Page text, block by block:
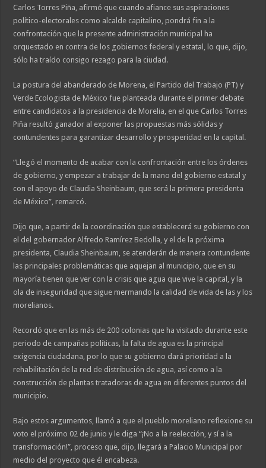
Carlos Torres Piña, afirmó que cuando afiance sus aspiraciones
político-electorales como alcalde capitalino, pondrá fin a la
confrontación que la presente administración municipal ha
orquestado en contra de los gobiernos federal y estatal, lo que, dijo,
sólo ha traído consigo rezago para la ciudad.
La postura del abanderado de Morena, el Partido del Trabajo (PT) y
Verde Ecologista de México fue planteada durante el primer debate
entre candidatos a la presidencia de Morelia, en el que Carlos Torres
Piña resultó ganador al exponer las propuestas más sólidas y
contundentes para garantizar desarrollo y prosperidad en la capital.
“Llegó el momento de acabar con la confrontación entre los órdenes
de gobierno, y empezar a trabajar de la mano del gobierno estatal y
con el apoyo de Claudia Sheinbaum, que será la primera presidenta
de México”, remarcó.
Dijo que, a partir de la coordinación que establecerá su gobierno con
el del gobernador Alfredo Ramírez Bedolla, y el de la próxima
presidenta, Claudia Sheinbaum, se atenderán de manera contundente
las principales problemáticas que aquejan al municipio, que en su
mayoría tienen que ver con la crisis que agua que vive la capital, y la
ola de inseguridad que sigue mermando la calidad de vida de las y los
morelianos.
Recordó que en las más de 200 colonias que ha visitado durante este
periodo de campañas políticas, la falta de agua es la principal
exigencia ciudadana, por lo que su gobierno dará prioridad a la
rehabilitación de la red de distribución de agua, así como a la
construcción de plantas tratadoras de agua en diferentes puntos del
municipio.
Bajo estos argumentos, llamó a que el pueblo moreliano reflexione su
voto el próximo 02 de junio y le diga “¡No a la reelección, y sí a la
transformación!”, proceso que, dijo, llegará a Palacio Municipal por
medio del proyecto que él encabeza.